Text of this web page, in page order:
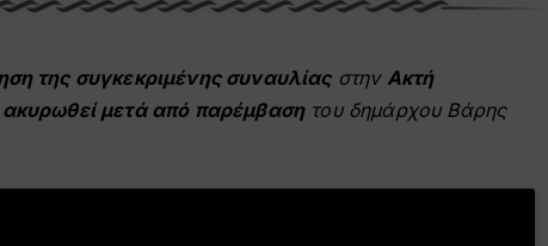
της συγκεκριμένης συναυλίαςστην Ακτή
ακυρωθεί μετά από παρέμβασητου δημάρχου Βάρης